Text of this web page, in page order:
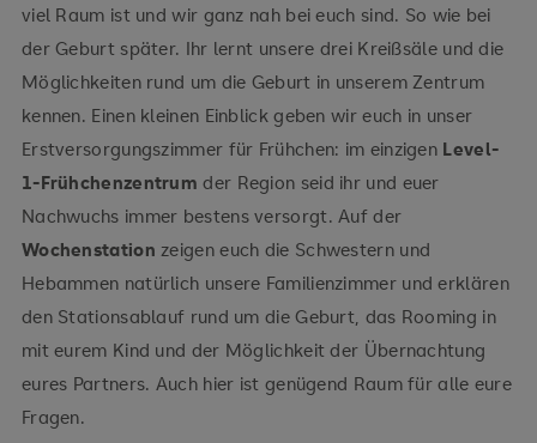
viel Raum ist und wir ganz nah bei euch sind. So wie bei
der Geburt später. Ihr lernt unsere drei Kreißsäle und die
Möglichkeiten rund um die Geburt in unserem Zentrum
kennen. Einen kleinen Einblick geben wir euch in unser
Erstversorgungszimmer für Frühchen: im einzigen Level-
1-Frühchenzentrum der Region seid ihr und euer
Nachwuchs immer bestens versorgt. Auf der
Wochenstation zeigen euch die Schwestern und
Hebammen natürlich unsere Familienzimmer und erklären
den Stationsablauf rund um die Geburt, das Rooming in
mit eurem Kind und der Möglichkeit der Übernachtung
eures Partners. Auch hier ist genügend Raum für alle eure
Fragen.